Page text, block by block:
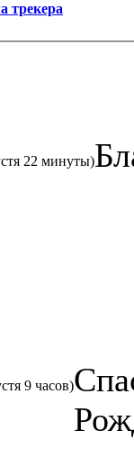
трекера
22 минуты)
9 часов)